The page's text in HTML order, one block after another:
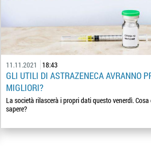
11.11.2021 18:43
GLI UTILI DI ASTRAZENECA AVRANNO
MIGLIORI?
La società rilascerà i propri dati questo venerdì.
sapere?